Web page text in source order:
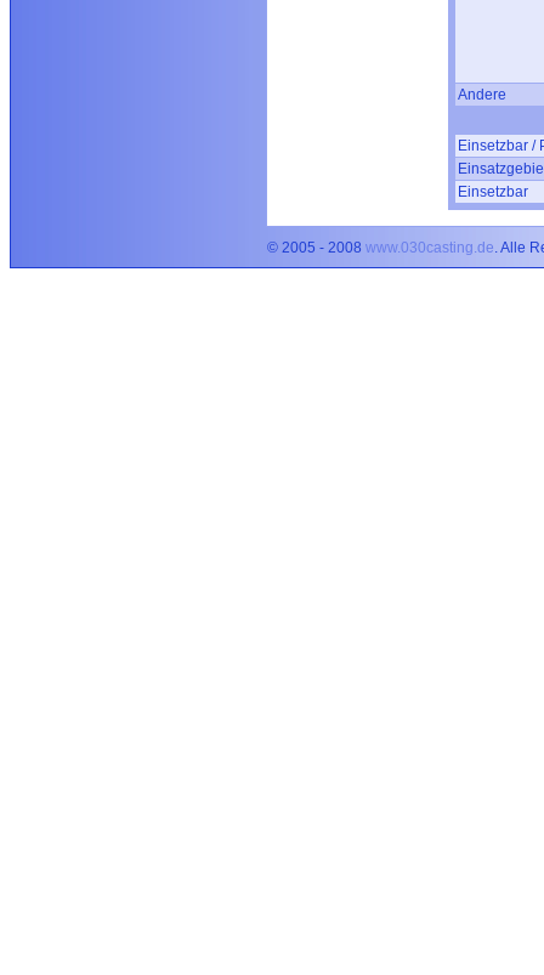
Andere
Einsetzbar /
Einsetzbar
© 2005 - 2008 www.030casting.de. Alle